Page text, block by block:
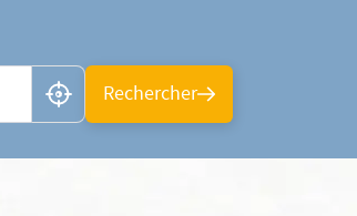
Rechercher